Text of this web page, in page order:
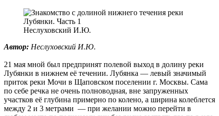
Неслуховский И.Ю.
Автор: Неслуховский И.Ю.
21 мая мной был предпринят полевой выход в долину реки
Лубянки в нижнем её течении. Лубянка — левый значимый
приток реки Мочи в Щаповском поселении г. Москвы. Сама
по себе речка не очень полноводная, вне запруженных
участков её глубина примерно по колено, а ширина колеблется
между 2 и 3 метрами — при желании можно перейти в